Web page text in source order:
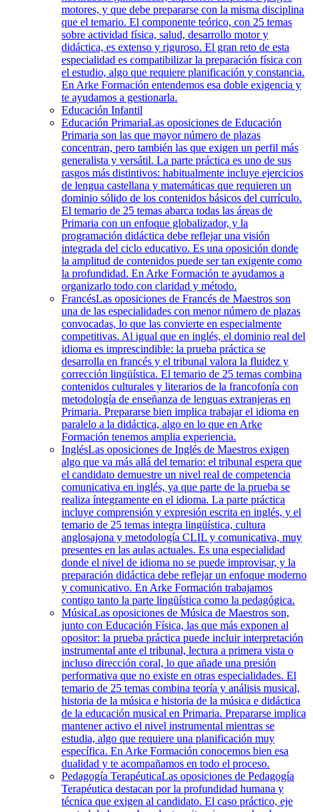
motores, y que debe prepararse con la misma disciplina
que el temario. El componente teórico, con 25 temas
sobre actividad física, salud, desarrollo motor y
didáctica, es extenso y riguroso. El gran reto de esta
especialidad es compatibilizar la preparación física con
el estudio, algo que requiere planificación y constancia.
En Arke Formación entendemos esa doble exigencia y
te ayudamos a gestionarla.
Educación Infantil
Educación PrimariaLas oposiciones de Educación
Primaria son las que mayor número de plazas
concentran, pero también las que exigen un perfil más
generalista y versátil. La parte práctica es uno de sus
rasgos más distintivos: habitualmente incluye ejercicios
de lengua castellana y matemáticas que requieren un
dominio sólido de los contenidos básicos del currículo.
El temario de 25 temas abarca todas las áreas de
Primaria con un enfoque globalizador, y la
programación didáctica debe reflejar una visión
integrada del ciclo educativo. Es una oposición donde
la amplitud de contenidos puede ser tan exigente como
la profundidad. En Arke Formación te ayudamos a
organizarlo todo con claridad y método.
FrancésLas oposiciones de Francés de Maestros son
una de las especialidades con menor número de plazas
convocadas, lo que las convierte en especialmente
competitivas. Al igual que en inglés, el dominio real del
idioma es imprescindible: la prueba práctica se
desarrolla en francés y el tribunal valora la fluidez y
corrección lingüística. El temario de 25 temas combina
contenidos culturales y literarios de la francofonía con
metodología de enseñanza de lenguas extranjeras en
Primaria. Prepararse bien implica trabajar el idioma en
paralelo a la didáctica, algo en lo que en Arke
Formación tenemos amplia experiencia.
InglésLas oposiciones de Inglés de Maestros exigen
algo que va más allá del temario: el tribunal espera que
el candidato demuestre un nivel real de competencia
comunicativa en inglés, ya que parte de la prueba se
realiza íntegramente en el idioma. La parte práctica
incluye comprensión y expresión escrita en inglés, y el
temario de 25 temas integra lingüística, cultura
anglosajona y metodología CLIL y comunicativa, muy
presentes en las aulas actuales. Es una especialidad
donde el nivel de idioma no se puede improvisar, y la
preparación didáctica debe reflejar un enfoque moderno
y comunicativo. En Arke Formación trabajamos
contigo tanto la parte lingüística como la pedagógica.
MúsicaLas oposiciones de Música de Maestros son,
junto con Educación Física, las que más exponen al
opositor: la prueba práctica puede incluir interpretación
instrumental ante el tribunal, lectura a primera vista o
incluso dirección coral, lo que añade una presión
performativa que no existe en otras especialidades. El
temario de 25 temas combina teoría y análisis musical,
historia de la música e historia de la música e didáctica
de la educación musical en Primaria. Prepararse implica
mantener activo el nivel instrumental mientras se
estudia, algo que requiere una planificación muy
específica. En Arke Formación conocemos bien esa
dualidad y te acompañamos en todo el proceso.
Pedagogía TerapéuticaLas oposiciones de Pedagogía
Terapéutica destacan por la profundidad humana y
técnica que exigen al candidato. El caso práctico, eje